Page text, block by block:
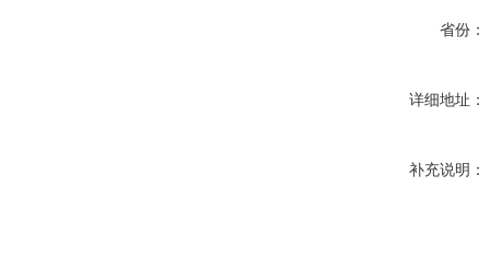
省份：
详细地址：
补充说明：